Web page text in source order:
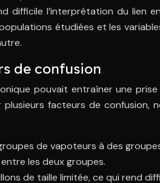
l’interprétation du lien
étudiées et les
de confusion
pouvait entraîner une
facteurs de
de vapoteurs à des
les deux groupes.
de taille limitée, ce qui rend